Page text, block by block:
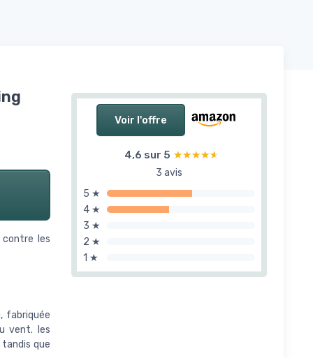
Voir l'offre
4,6 sur 5 ★★★★★
★★★★★
3 avis
5 ★
4 ★
3 ★
2 ★
1 ★
les
fabriquée
vent. les
que